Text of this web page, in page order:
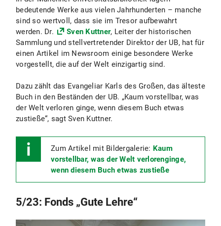
bedeutende Werke aus vielen Jahrhunderten – manche
sind so wertvoll, dass sie im Tresor aufbewahrt
werden. Dr.
Sven Kuttner, Leiter der historischen
Sammlung und stellvertretender Direktor der UB, hat für
einen Artikel im Newsroom einige besondere Werke
vorgestellt, die auf der Welt einzigartig sind.
Dazu zählt das Evangeliar Karls des Großen, das älteste
Buch in den Beständen der UB. „Kaum vorstellbar, was
der Welt verloren ginge, wenn diesem Buch etwas
zustieße“, sagt Sven Kuttner.
Zum Artikel mit Bildergalerie: Kaum
vorstellbar, was der Welt verlorenginge,
wenn diesem Buch etwas zustieße
5/23: Fonds „Gute Lehre“